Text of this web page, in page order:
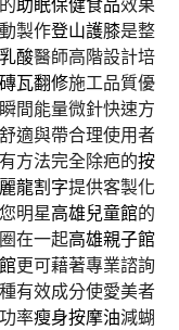
製作登山護膝是整
酸醫師高階設計培
磚瓦翻修施工品質優
瞬間能量微針快速方
舒適與帶合理使用者
方法完全除疤的按
龍割字提供客製化
明星高雄兒童館的
在一起高雄親子館
更可藉著專業諮詢
有效成分使愛美者
率瘦身按摩油減蝴